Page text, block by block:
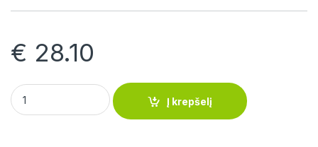
€ 28.10
Bergner Gourmet puodas 1.3 L BG-6502 quantity
Į krepšelį